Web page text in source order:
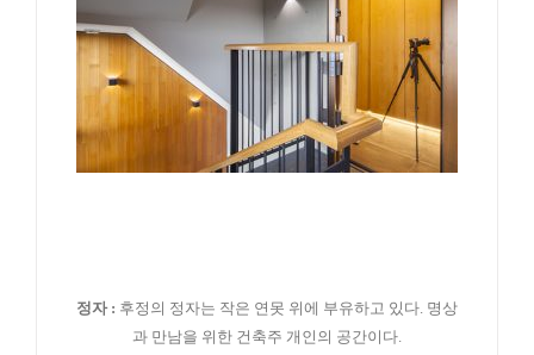
정자 : 후정의 정자는 작은 연못 위에 부유하고 있다. 명상
과 만남을 위한 건축주 개인의 공간이다.